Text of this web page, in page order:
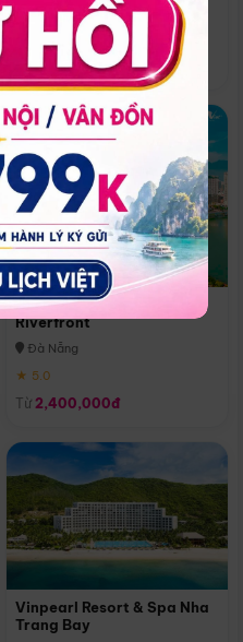
Quoc
Phú Quốc
★ 5.0
Melia Vinpearl Danang
Riverfront
Đà Nẵng
★ 5.0
Từ 2,400,000đ
Vinpearl Resort & Spa Nha
Trang Bay